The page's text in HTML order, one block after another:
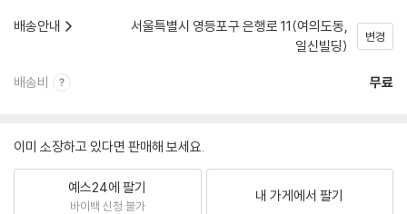
배송안내
서울특별시 영등포구 은행로 11(여의도동,
일신빌딩)
변경
배송비 무료
이미 소장하고 있다면 판매해 보세요.
예스24에 팔기
바이백 신청 불가
내 가게에서 팔기